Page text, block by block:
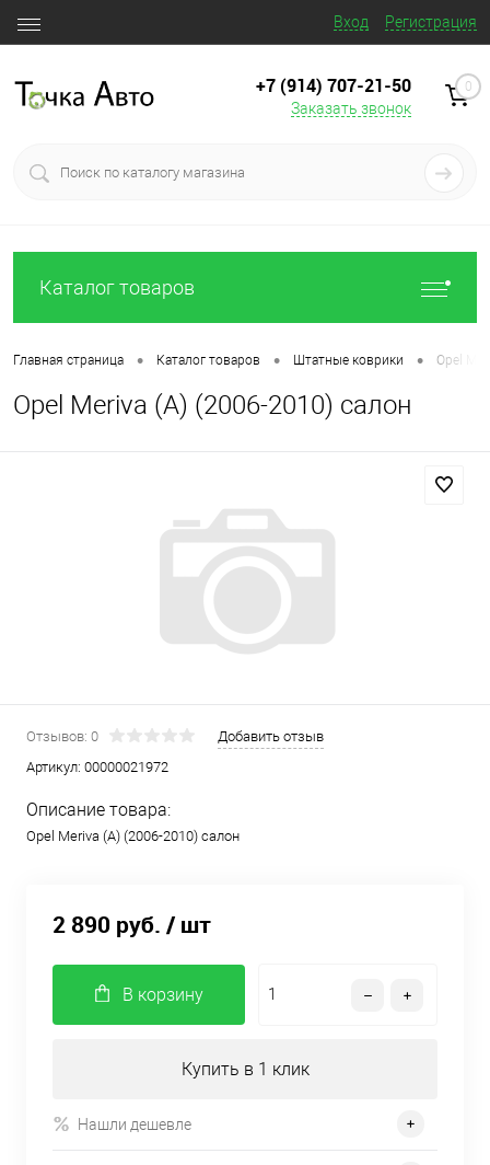
Вход Регистрация
+7 (914) 707‒21‒50
Заказать звонок
0
Каталог товаров
Главная страница • Каталог товаров • Штатные коврики • Opel
Opel Meriva (A) (2006-2010) салон
Отзывов: 0
Добавить отзыв
Артикул: 00000021972
Описание товара:
Opel Meriva (A) (2006-2010) салон
2 890 руб. / шт
В корзину
Купить в 1 клик
Нашли дешевле